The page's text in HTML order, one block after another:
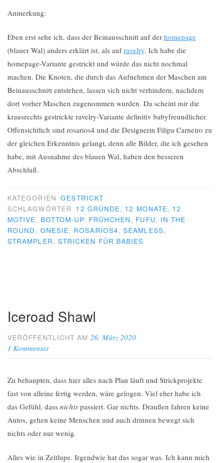
Anmerkung:
Eben erst sehe ich, dass der Beinausschnitt auf der homepage
(blauer Wal) anders erklärt ist, als aufravelry. Ich habe die
homepage-Variante gestrickt und würde das nicht nochmal
machen. Die Knoten, die durch das Aufnehmen der Maschen am
Beinausschnitt entstehen, lassen sich nicht verhindern, nachdem
dort vorher Maschen zugenommen wurden. Da scheint mir die
krausrechts gestrickte ravelry-Variante definitiv babyfreundlicher.
Offensichtlich sind rosarios4 und die Designerin Filipa Carneiro zu
der gleichen Erkenntnis gelangt, denn alle Bilder, die ich gesehen
habe, mit Ausnahme des blauen Wal, haben den besseren
Abschluß.
KATEGORIEN GESTRICKT
SCHLAGWÖRTER 12 GRÜNDE, 12 MONATE, 12
MOTIVE, BOTTOM-UP, FRÜHCHEN, FUFU, IN THE
ROUND, ONESIE, ROSARIOS4,SEAMLESS,
STRAMPLER, STRICKEN FÜR BABIES
Iceroad Shawl
VERÖFFENTLICHT AM 26. März 2020
1 Kommentar
Zu behaupten, dass hier alles nach Plan läuft und Strickprojekte
fast von alleine fertig werden, wäre gelogen. Viel eher habe ich
das Gefühl, dass nichts passiert. Gar nichts. Draußen fahren keine
Autos, gehen keine Menschen und auch drinnen bewegt sich
nichts oder nur wenig.
Alles wie in Zeitlupe. Irgendwie hat das sogar was. Ich kann mich